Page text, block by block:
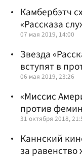
Камбербэтч
«Рассказа
07 мая 2019, 14:00
Звезда
вступят в
06 мая 2019, 23:26
«Миссис
против
31 октября 2018,
Каннский
за